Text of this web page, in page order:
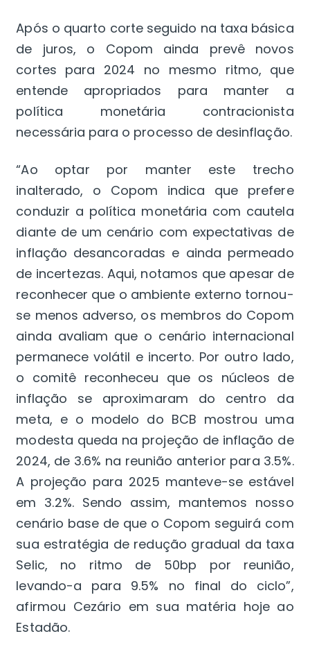
Após o quarto corte seguido na taxa básica
de juros, o Copom ainda prevê novos
cortes para 2024 no mesmo ritmo, que
entende apropriados para manter a
política monetária contracionista
necessária para o processo de desinflação.
“Ao optar por manter este trecho
inalterado, o Copom indica que prefere
conduzir a política monetária com cautela
diante de um cenário com expectativas de
inflação desancoradas e ainda permeado
de incertezas. Aqui, notamos que apesar de
reconhecer que o ambiente externo tornou-
se menos adverso, os membros do Copom
ainda avaliam que o cenário internacional
permanece volátil e incerto. Por outro lado,
o comitê reconheceu que os núcleos de
inflação se aproximaram do centro da
meta, e o modelo do BCB mostrou uma
modesta queda na projeção de inflação de
2024, de 3.6% na reunião anterior para 3.5%.
A projeção para 2025 manteve-se estável
em 3.2%. Sendo assim, mantemos nosso
cenário base de que o Copom seguirá com
sua estratégia de redução gradual da taxa
Selic, no ritmo de 50bp por reunião,
levando-a para 9.5% no final do ciclo”,
afirmou Cezário em sua matéria hoje ao
Estadão.